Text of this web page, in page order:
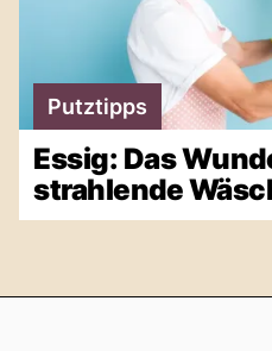
Putztipps
Essig: Das
strahlende